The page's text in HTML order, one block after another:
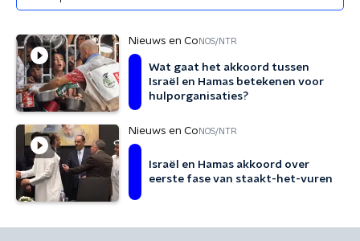
Nieuws en Co NOS/NTR
Wat gaat het akkoord tussen
Israël en Hamas betekenen voor
hulporganisaties?
Nieuws en Co NOS/NTR
Israël en Hamas akkoord over
eerste fase van staakt-het-vuren